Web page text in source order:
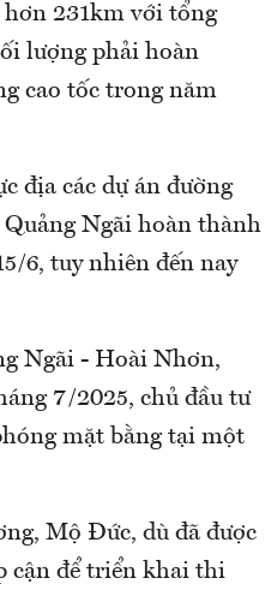
hơn 231km với tổng
lượng phải hoàn
cao tốc trong năm
địa các dự án đường
Ngãi hoàn thành
6, tuy nhiên đến nay
Ngãi - Hoài Nhơn,
7/2025, chủ đầu tư
mặt bằng tại một
Mộ Đức, dù đã được
cận để triển khai thi